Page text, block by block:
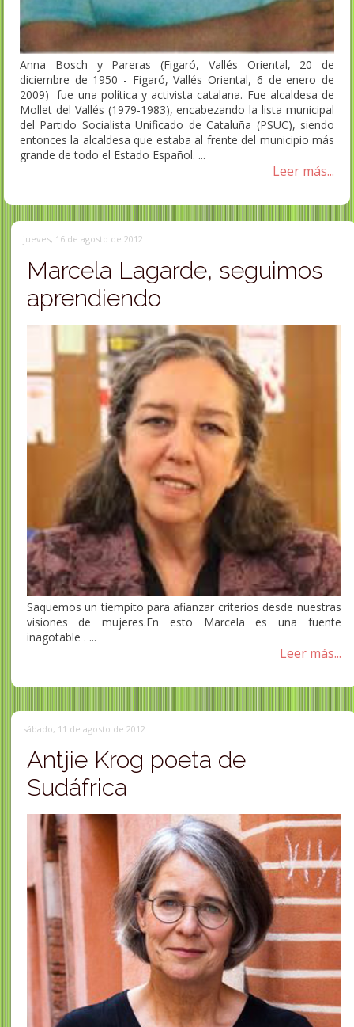
Anna Bosch y Pareras (Figaró, Vallés Oriental, 20 de
diciembre de 1950 - Figaró, Vallés Oriental, 6 de enero de
2009) fue una política y activista catalana. Fue alcaldesa de
Mollet del Vallés (1979-1983), encabezando la lista municipal
del Partido Socialista Unificado de Cataluña (PSUC), siendo
entonces la alcaldesa que estaba al frente del municipio más
grande de todo el Estado Español. ...
Leer más...
jueves, 16 de agosto de 2012
Marcela Lagarde, seguimos
aprendiendo
Saquemos un tiempito para afianzar criterios desde nuestras
visiones de mujeres.En esto Marcela es una fuente
inagotable . ...
Leer más...
sábado, 11 de agosto de 2012
Antjie Krog poeta de
Sudáfrica